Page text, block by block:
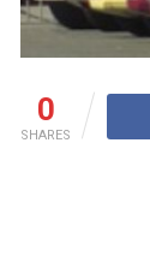
0
SHARES